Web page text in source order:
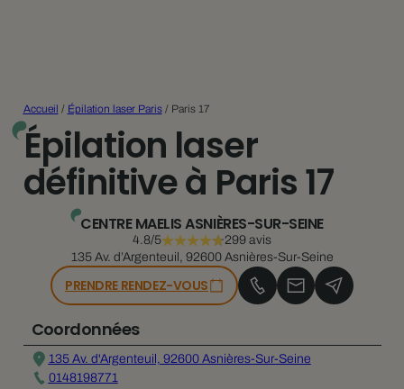
Accueil / Épilation laser Paris/ Paris 17
Épilation laser
définitive à Paris 17
CENTRE MAELIS ASNIÈRES-SUR-SEINE
4.8/5
299 avis
135 Av. d’Argenteuil, 92600 Asnières-Sur-Seine
PRENDRE RENDEZ-VOUS
Coordonnées
135 Av. d'Argenteuil, 92600 Asnières-Sur-Seine
0148198771